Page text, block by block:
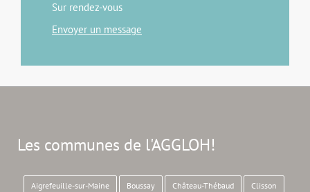
Sur rendez-vous
Envoyer un message
Les communes de l'AGGLOH!
Aigrefeuille-sur-Maine Boussay Château-Thébaud Clisson